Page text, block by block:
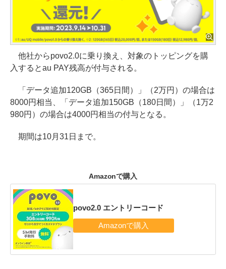
他社からpovo2.0に乗り換え、対象のトッピングを購
入するとau PAY残高が付与される。
「データ追加120GB（365日間）」（2万円）の場合は
8000円相当、「データ追加150GB（180日間）」（1万2
980円）の場合は4000円相当の付与となる。
期間は10月31日まで。
Amazonで購入
povo2.0 エントリーコード